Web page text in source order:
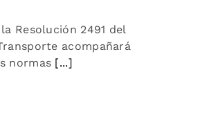
Resolución 2491 del
acompañará
normas [...]